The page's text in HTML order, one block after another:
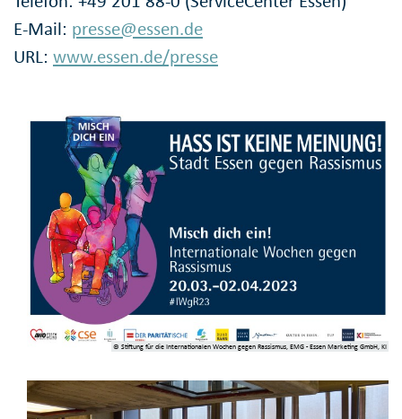
E-Mail: presse@essen.de
URL: www.essen.de/presse
© Stiftung für die Internationalen Wochen gegen Rassismus, EMG - Essen Marketing GmbH, KI